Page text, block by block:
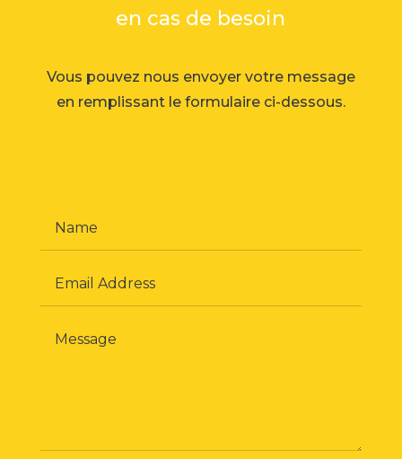
en cas de besoin
Vous pouvez nous envoyer votre message
en remplissant le formulaire ci-dessous.